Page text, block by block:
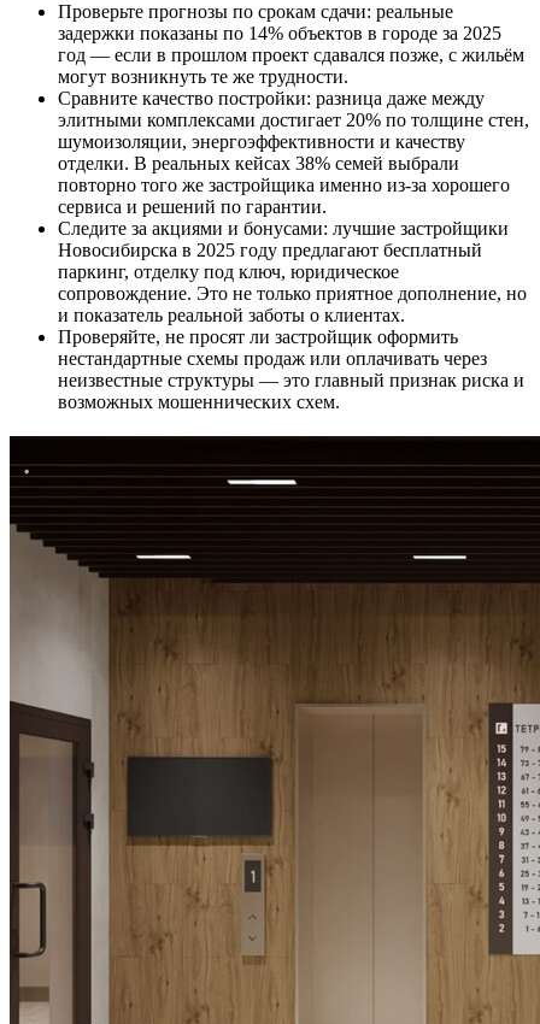
Проверьте прогнозы по срокам сдачи: реальные
задержки показаны по 14% объектов в городе за 2025
год — если в прошлом проект сдавался позже, с жильём
могут возникнуть те же трудности.
Сравните качество постройки: разница даже между
элитными комплексами достигает 20% по толщине стен,
шумоизоляции, энергоэффективности и качеству
отделки. В реальных кейсах 38% семей выбрали
повторно того же застройщика именно из-за хорошего
сервиса и решений по гарантии.
Следите за акциями и бонусами: лучшие застройщики
Новосибирска в 2025 году предлагают бесплатный
паркинг, отделку под ключ, юридическое
сопровождение. Это не только приятное дополнение, но
и показатель реальной заботы о клиентах.
Проверяйте, не просят ли застройщик оформить
нестандартные схемы продаж или оплачивать через
неизвестные структуры — это главный признак риска и
возможных мошеннических схем.